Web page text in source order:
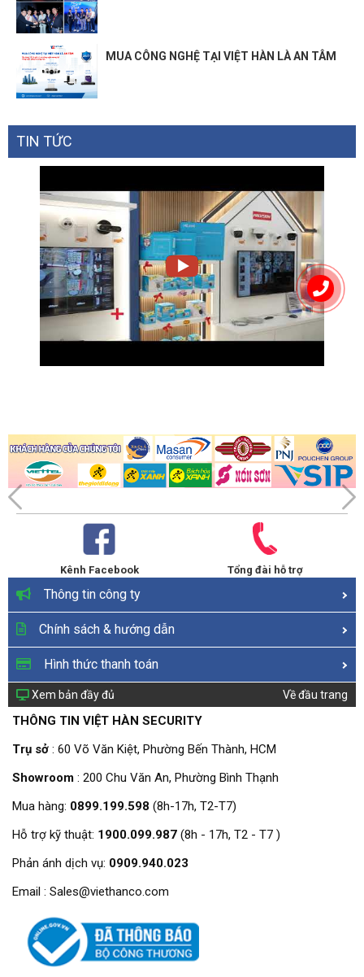
MUA CÔNG NGHỆ TẠI VIỆT HÀN LÀ AN TÂM
TIN TỨC
Kênh Facebook Tổng đài hỗ trợ
Thông tin công ty
Chính sách & hướng dẫn
Hình thức thanh toán
Xem bản đầy đủ Về đầu trang
THÔNG TIN VIỆT HÀN SECURITY
Trụ sở : 60 Võ Văn Kiệt, Phường Bến Thành, HCM
Showroom : 200 Chu Văn An, Phường Bình Thạnh
Mua hàng: 0899.199.598 (8h-17h, T2-T7)
Hỗ trợ kỹ thuật: 1900.099.987 (8h - 17h, T2 - T7 )
Phản ánh dịch vụ: 0909.940.023
Email : Sales@viethanco.com